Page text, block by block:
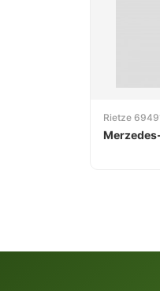
Rietze